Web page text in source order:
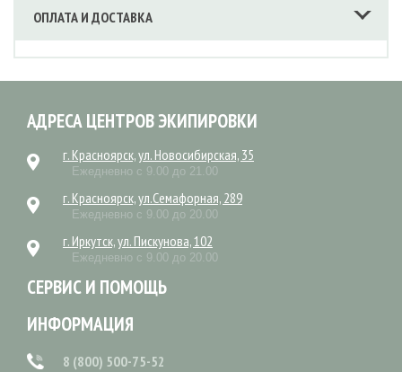
ОПЛАТА И ДОСТАВКА
АДРЕСА ЦЕНТРОВ ЭКИПИРОВКИ
г. Красноярск, ул. Новосибирская, 35
Ежедневно с 9.00 до 21.00
г. Красноярск, ул.Семафорная, 289
Ежедневно с 9.00 до 20.00
г. Иркутск, ул. Пискунова, 102
Ежедневно с 9.00 до 20.00
СЕРВИС И ПОМОЩЬ
ИНФОРМАЦИЯ
8 (800) 500-75-52